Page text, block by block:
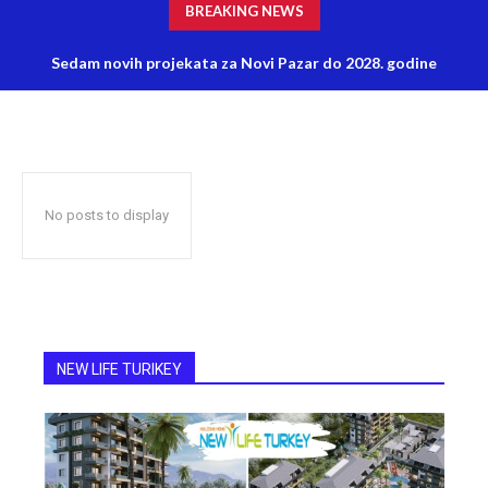
BREAKING NEWS
Sedam novih projekata za Novi Pazar do 2028. godine
No posts to display
NEW LIFE TURIKEY